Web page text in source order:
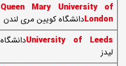
Queen Mary University of
Londonدانشگاه کویین مری لندن
University of Leedsدانشگاه
لیدز